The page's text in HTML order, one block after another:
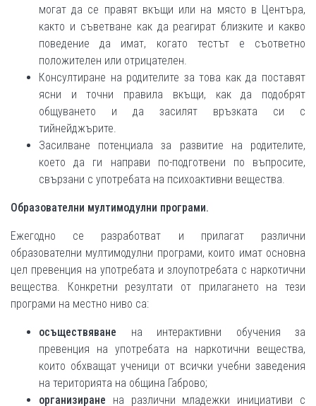
могат да се правят вкъщи или на място в Центъра,
както и съветване как да реагират близките и какво
поведение да имат, когато тестът е съответно
положителен или отрицателен.
Консултиране на родителите за това как да поставят
ясни и точни правила вкъщи, как да подобрят
общуването и да засилят връзката си с
тийнейджърите.
Засилване потенциала за развитие на родителите,
което да ги направи по-подготвени по въпросите,
свързани с употребата на психоактивни вещества.
Образователни мултимодулни програми.
Ежегодно се разработват и прилагат различни
образователни мултимодулни програми, които имат основна
цел превенция на употребата и злоупотребата с наркотични
вещества. Конкретни резултати от прилагането на тези
програми на местно ниво са:
осъществяване на интерактивни обучения за
превенция на употребата на наркотични вещества,
които обхващат ученици от всички учебни заведения
на територията на община Габрово;
организиране на различни младежки инициативи с